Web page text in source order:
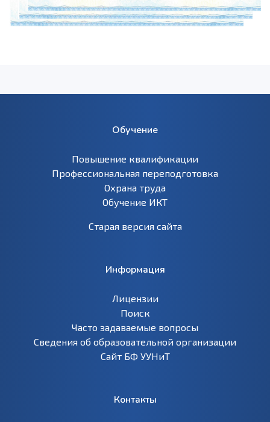
Обучение
Повышение квалификации
Профессиональная переподготовка
Охрана труда
Обучение ИКТ
Старая версия сайта
Информация
Лицензии
Поиск
Часто задаваемые вопросы
Сведения об образовательной организации
Сайт БФ УУНиТ
Контакты